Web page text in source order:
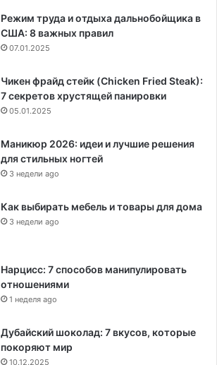
Режим труда и отдыха дальнобойщика в
США: 8 важных правил
07.01.2025
Чикен фрайд стейк (Chicken Fried Steak):
7 секретов хрустящей панировки
05.01.2025
Маникюр 2026: идеи и лучшие решения
для стильных ногтей
3 недели ago
Как выбирать мебель и товары для дома
3 недели ago
Нарцисс: 7 способов манипулировать
отношениями
1 неделя ago
Дубайский шоколад: 7 вкусов, которые
покоряют мир
10.12.2025